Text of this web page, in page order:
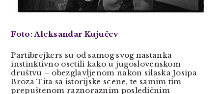
Foto: Aleksandar Kujučev
Partibrejkers su od samog svog nastanka
instinktivno osetili kako u jugoslovenskom
društvu – obezglavljenom nakon silaska Josipa
Broza Tita sa istorijske scene, te samim tim
prepuštenom raznoraznim posledičnim